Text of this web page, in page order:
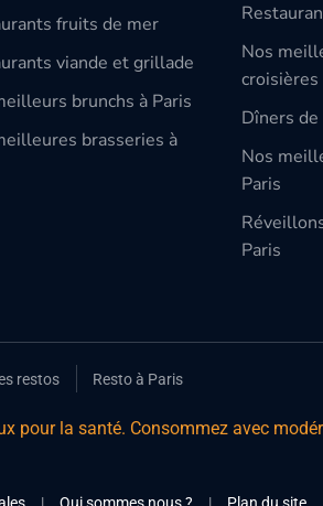
fruits de mer
viande et grillade
brunchs à Paris
brasseries à
Nos
croisières
Dîners
Nos
Paris
Paris
restos Resto à Paris
pour la santé. Consommez avec
| Qui sommes nous ? | Plan du site